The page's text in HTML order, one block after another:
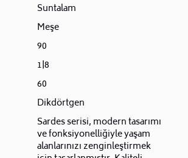
Suntalam
Meşe
90
1|8
60
Dikdörtgen
Sardes serisi, modern tasarımı
ve fonksiyonelliğiyle yaşam
alanlarınızı zenginleştirmek